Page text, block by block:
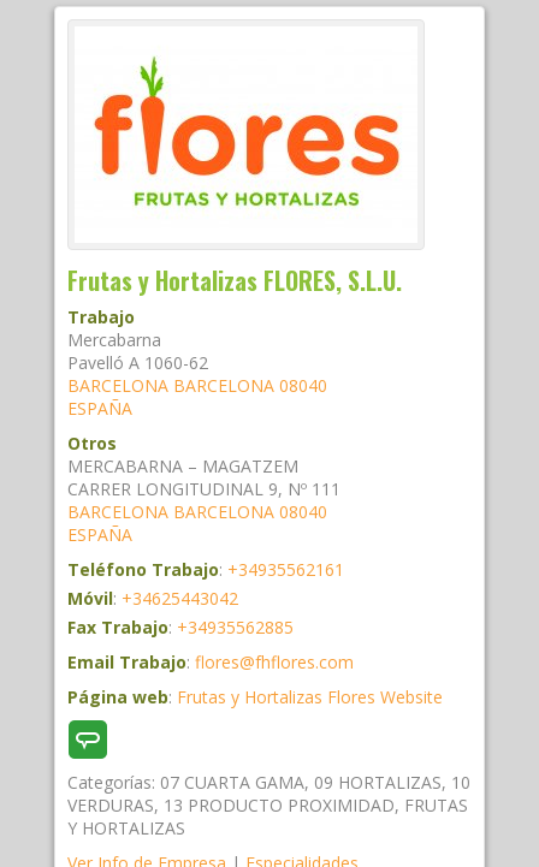
Frutas y Hortalizas FLORES, S.L.U.
Trabajo
Mercabarna
Pavelló A 1060-62
BARCELONA BARCELONA 08040
ESPAÑA
Otros
MERCABARNA – MAGATZEM
CARRER LONGITUDINAL 9, Nº 111
BARCELONA BARCELONA 08040
ESPAÑA
Teléfono Trabajo: +34935562161
Móvil: +34625443042
Fax Trabajo: +34935562885
Email Trabajo: flores@fhflores.com
Página web: Frutas y Hortalizas Flores Website
Categorías: 07 CUARTA GAMA, 09 HORTALIZAS, 10
VERDURAS, 13 PRODUCTO PROXIMIDAD, FRUTAS
Y HORTALIZAS